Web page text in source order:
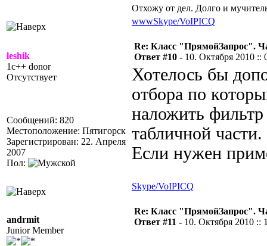
Отхожу от дел. Долго и
wwwSkype/VoIPICQ
leshik
1c++ donor
Отсутствует
Сообщений: 820
Местоположение: Пятигорск
Зарегистрирован: 22. Апреля
2007
Пол:
Re: Класс "ПрямойЗапрос".
Ответ #10 - 10. Октября 2010 ::
Хотелось бы
отбора по
наложить
табличной части.
Если нужен
Skype/VoIPICQ
andrmit
Junior Member
Re: Класс "ПрямойЗапрос".
Ответ #11 - 10. Октября 2010 ::